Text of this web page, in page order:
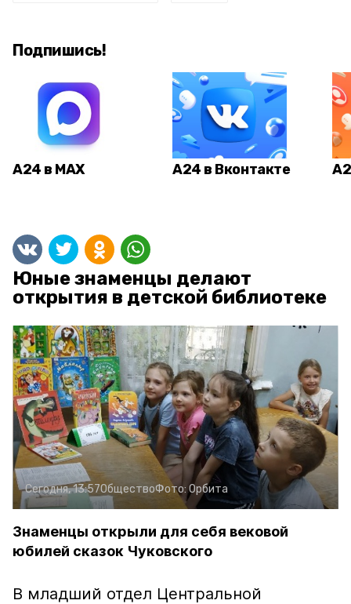
Подпишись!
А24 в MAX А24 в Вконтакте
Юные знаменцы делают
открытия в детской библиотеке
Сегодня, 13:57ОбществоФото:Орбита
Знаменцы открыли для себя вековой
юбилей сказок Чуковского
В младший отдел Центральной